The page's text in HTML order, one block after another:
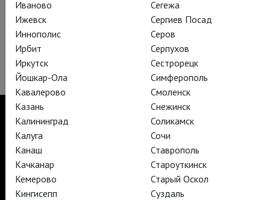
TheatreHD
TheatreHD Опера
TheatreHD Балет в кино
АРТ-ЛЕКТОРИЙ В КИНО
Иваново
Ижевск
Иннополис
Ирбит
Иркутск
Йошкар-Ола
Кавалерово
Казань
Калининград
Калуга
Канаш
Качканар
Кемерово
Кингисепп
Сегежа
Сергиев Посад
Серов
Серпухов
Сестрорецк
Симферополь
Смоленск
Снежинск
Соликамск
Сочи
Ставрополь
Староуткинск
Старый Оскол
Суздаль